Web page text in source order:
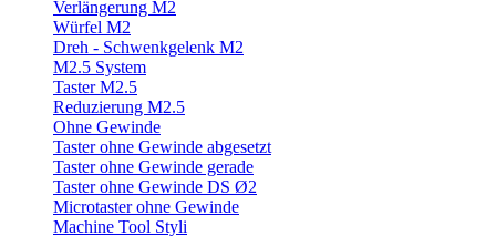
Verlängerung M2
Würfel M2
Dreh - Schwenkgelenk M2
M2.5 System
Taster M2.5
Reduzierung M2.5
Ohne Gewinde
Taster ohne Gewinde abgesetzt
Taster ohne Gewinde gerade
Taster ohne Gewinde DS Ø2
Microtaster ohne Gewinde
Machine Tool Styli